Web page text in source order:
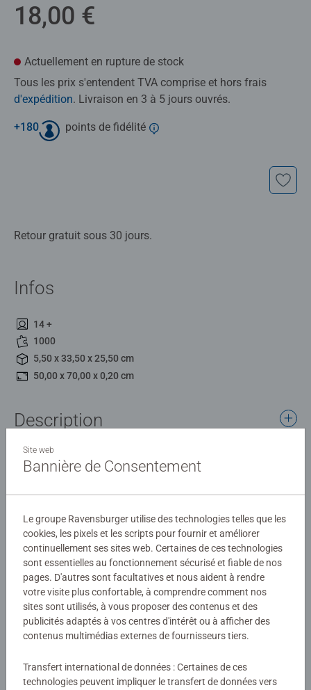
18,00 €
Actuellement en rupture de stock
Tous les prix s'entendent TVA comprise et hors frais
d'expédition. Livraison en 3 à 5 jours ouvrés.
+180 points de fidélité
Retour gratuit sous 30 jours.
Infos
14 +
1000
5,50 x 33,50 x 25,50 cm
50,00 x 70,00 x 0,20 cm
Description
Découvrez notre collection de puzzles dédiée aux Régions
de France. Chaque image met en lumière paysages,
la richesse de la France pièce après pièce.
Forte de son savoir-faire dans le livre, la marque Nathan
élabore ses puzzles à partir d'images choisies avec le
plus grand soin, pour leur qualité, leur dimension
symbolique ou les émotions qu'elles suscitent.
Pour les puzzleurs entraînés, le format 1000 pièces est
idéal pour profiter de cette activité, propice au calme et à
Détails
Numéro d'article:
12002005
EAN:
4005555020059
Avertissements et informations du fabricant
Produits similaires
Site web
Bannière de Consentement
Le groupe Ravensburger utilise des technologies telles que les
cookies, les pixels et les scripts pour fournir et améliorer
continuellement ses sites web. Certaines de ces technologies
sont essentielles au fonctionnement sécurisé et fiable de nos
pages. D'autres sont facultatives et nous aident à rendre
votre visite plus confortable, à comprendre comment nos
sites sont utilisés, à vous proposer des contenus et des
publicités adaptés à vos centres d'intérêt ou à afficher des
contenus multimédias externes de fournisseurs tiers.
Transfert international de données : Certaines de ces
technologies peuvent impliquer le transfert de données vers